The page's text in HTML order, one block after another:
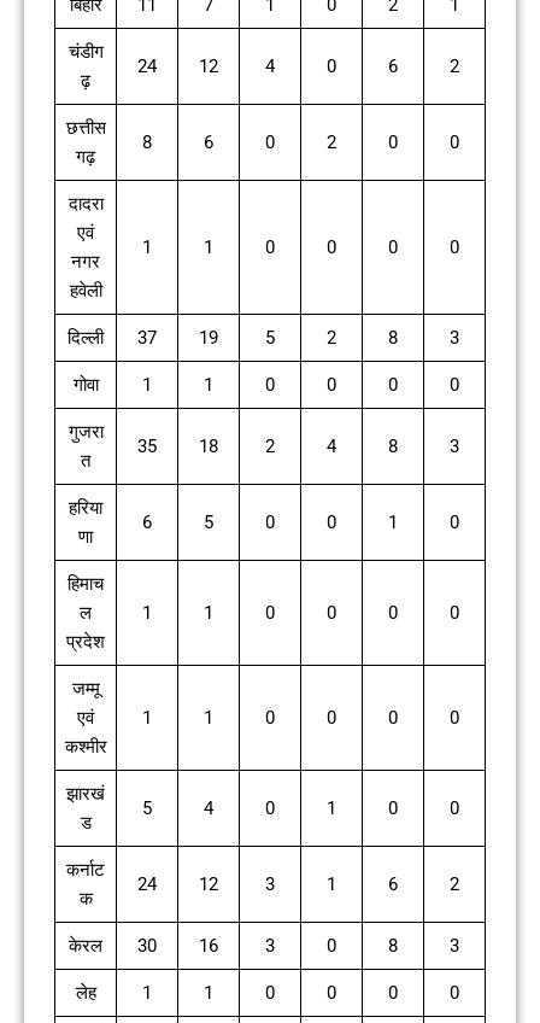
बिहार 11 7 1 0 2 1
चंडीग
ढ़
24 12 4 0 6 2
छत्तीस
गढ़
8 6 0 2 0 0
दादरा
एवं
नगर
हवेली
1 1 0 0 0 0
दिल्ली 37 19 5 2 8 3
गोवा 1 1 0 0 0 0
गुजरा
त
35 18 2 4 8 3
हरिया
णा
6 5 0 0 1 0
हिमाच
ल
प्रदेश
1 1 0 0 0 0
जम्मू
एवं
कश्मीर
1 1 0 0 0 0
झारखं
ड
5 4 0 1 0 0
कर्नाट
क
24 12 3 1 6 2
केरल 30 16 3 0 8 3
लेह 1 1 0 0 0 0